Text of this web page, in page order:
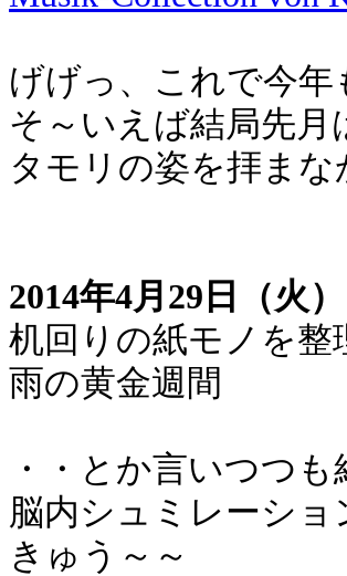
げげっ、これで今
そ～いえば結局先月
タモリの姿を拝まな
2014年4月29日（火）
机回りの紙モノを
雨の黄金週間
・・とか言いつつも
脳内シュミレーシ
きゅう～～